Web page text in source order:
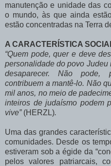
manutenção e unidade das
o mundo, às que ainda
estão concentradas na Terra
A CARACTERÍSTICA
“Quem pode, quer e deve
personalidade do povo Judeu
desaparecer. Não pode,
contribuem a mantê-lo. Não
mil anos, no meio de
inteiros de judaísmo podem
vive” (HERZL).
Uma das grandes
comunidades. Desde os
estiveram sob a égide da
pelos valores patriarcais,